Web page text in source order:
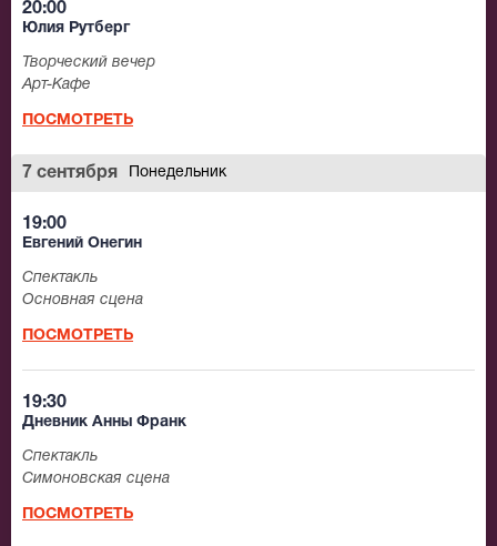
20:00
Юлия Рутберг
Творческий вечер
Арт-Кафе
ПОСМОТРЕТЬ
7 сентября Понедельник
19:00
Евгений Онегин
Спектакль
Основная сцена
ПОСМОТРЕТЬ
19:30
Дневник Анны Франк
Спектакль
Симоновская сцена
ПОСМОТРЕТЬ